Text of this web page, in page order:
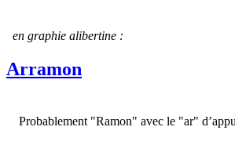
en graphie alibertine :
Arramon
Probablement "Ramon" avec le "ar"